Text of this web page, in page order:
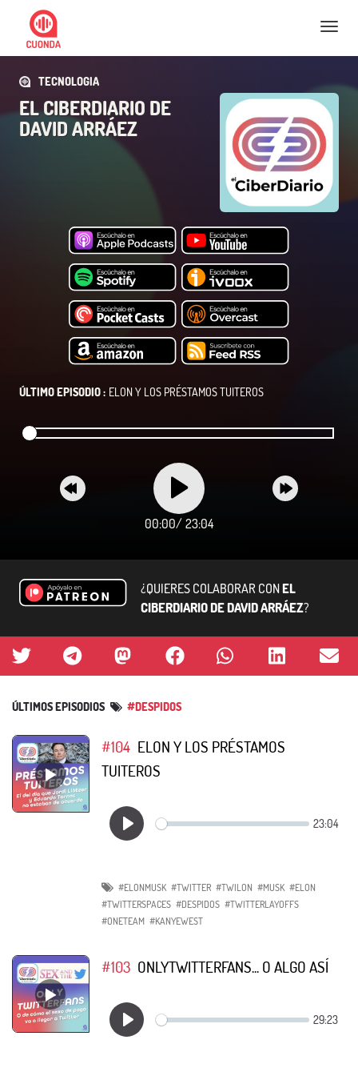
Nav
TECNOLOGIA
EL CIBERDIARIO DE
DAVID ARRÁEZ
ÚLTIMO EPISODIO : ELON Y LOS PRÉSTAMOS TUITEROS
00:00/ 23:04
¿QUIERES COLABORAR CONEL
CIBERDIARIO DE DAVID ARRÁEZ?
ÚLTIMOS EPISODIOS #DESPIDOS
#104 ELON Y LOS PRÉSTAMOS
TUITEROS
#ELONMUSK #TWITTER #TWILON #MUSK #ELON
#TWITTERSPACES #DESPIDOS #TWITTERLAYOFFS
#ONETEAM #KANYEWEST
#103 ONLYTWITTERFANS... O ALGO ASÍ